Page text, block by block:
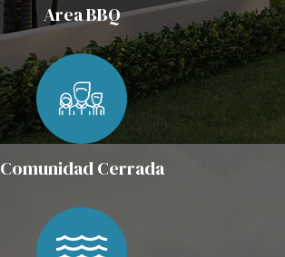
Area BBQ
Comunidad Cerrada